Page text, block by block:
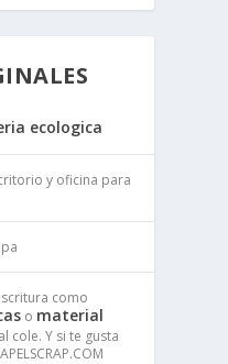
ecologica
y oficina para
como
o material
cole. Y si te gusta